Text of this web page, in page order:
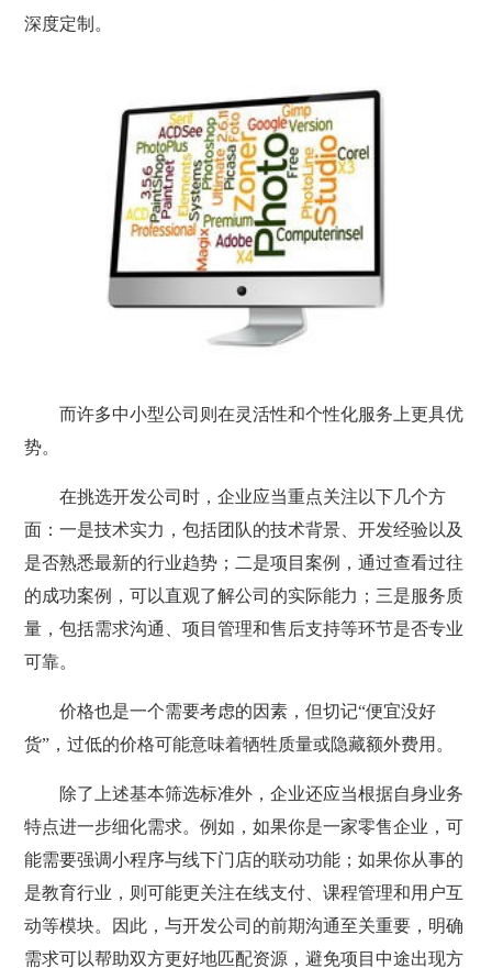
深度定制。
而许多中小型公司则在灵活性和个性化服务上更具优
势。
在挑选开发公司时，企业应当重点关注以下几个方
面：一是技术实力，包括团队的技术背景、开发经验以及
是否熟悉最新的行业趋势；二是项目案例，通过查看过往
的成功案例，可以直观了解公司的实际能力；三是服务质
量，包括需求沟通、项目管理和售后支持等环节是否专业
可靠。
价格也是一个需要考虑的因素，但切记“便宜没好
货”，过低的价格可能意味着牺牲质量或隐藏额外费用。
除了上述基本筛选标准外，企业还应当根据自身业务
特点进一步细化需求。例如，如果你是一家零售企业，可
能需要强调小程序与线下门店的联动功能；如果你从事的
是教育行业，则可能更关注在线支付、课程管理和用户互
动等模块。因此，与开发公司的前期沟通至关重要，明确
需求可以帮助双方更好地匹配资源，避免项目中途出现方